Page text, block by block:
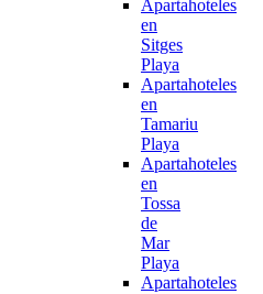
Apartahoteles
en
Sitges
Playa
Apartahoteles
en
Tamariu
Playa
Apartahoteles
en
Tossa
de
Mar
Playa
Apartahoteles